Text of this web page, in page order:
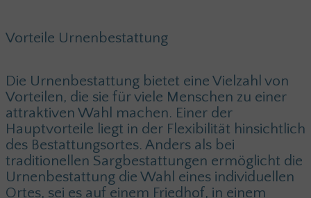
Vorteile Urnenbestattung
Die Urnenbestattung bietet eine Vielzahl von
Vorteilen, die sie für viele Menschen zu einer
attraktiven Wahl machen. Einer der
Hauptvorteile liegt in der Flexibilität hinsichtlich
des Bestattungsortes. Anders als bei
traditionellen Sargbestattungen ermöglicht die
Urnenbestattung die Wahl eines individuellen
Ortes, sei es auf einem Friedhof, in einem